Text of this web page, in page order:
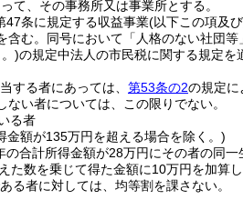
て、その事務所又は事業所とする。
47条に規定する収益事業(以下この項及び
む。同号において「人格のない社団等
)の規定中法人の市民税に関する規定を
する者にあっては、 第53条の2の規定に
い者については、この限りでない。
る者
金額が135万円を超える場合を除く。)
合計所得金額が28万円にその者の同
た数を乗じて得た金額に10万円を加算
る者に対しては、均等割を課さない。